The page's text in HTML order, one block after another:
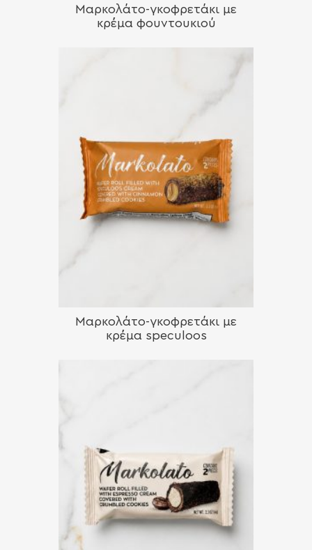
Μαρκολάτο-γκοφρετάκι με
κρέμα φουντουκιού
Μαρκολάτο-γκοφρετάκι με
κρέμα speculoos